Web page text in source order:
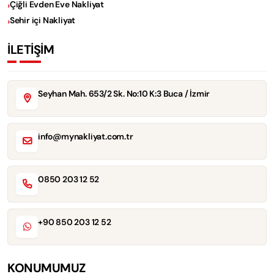
Çiğli Evden Eve Nakliyat
Sehir içi Nakliyat
İLETİŞİM
Seyhan Mah. 653/2 Sk. No:10 K:3 Buca / İzmir
info@mynakliyat.com.tr
0850 203 12 52
+90 850 203 12 52
KONUMUMUZ